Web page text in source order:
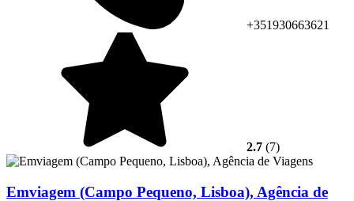
+351930663621
2.7 (7)
Emviagem (Campo Pequeno, Lisboa), Agência de